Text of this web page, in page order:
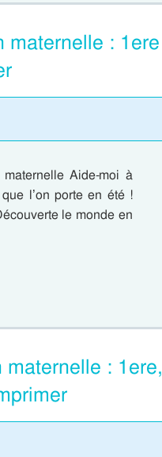
maternelle : 1ere
Aide-moi à
l’on porte en été !
le monde en
: 1ere,